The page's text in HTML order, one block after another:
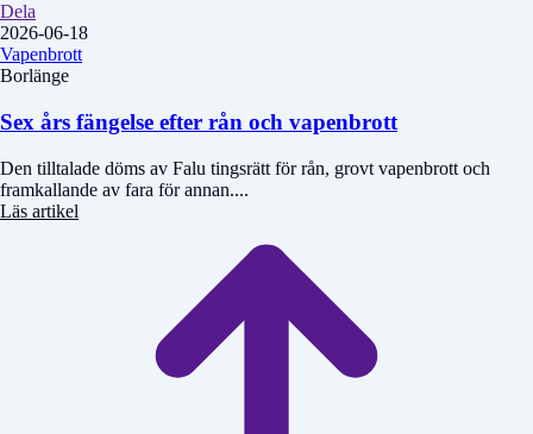
Dela
2026-06-18
Vapenbrott
Borlänge
Sex års fängelse efter rån och vapenbrott
Den tilltalade döms av Falu tingsrätt för rån, grovt vapenbrott och
framkallande av fara för annan....
Läs artikel